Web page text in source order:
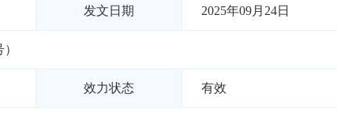
发文日期 2025年09月24日
效力状态 有效